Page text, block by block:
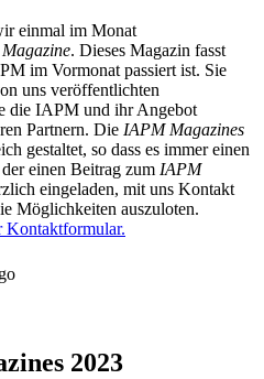
einmal im Monat
. Dieses Magazin fasst
im Vormonat passiert ist. Sie
uns veröffentlichten
die IAPM und ihr Angebot
Partnern. Die IAPM Magazines
gestaltet, so dass es immer einen
einen Beitrag zum IAPM
eingeladen, mit uns Kontakt
Möglichkeiten auszuloten.
Kontaktformular.
2023